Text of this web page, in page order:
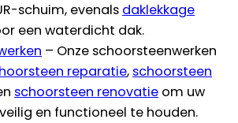
schuim, evenals daklekkage
een waterdicht dak.
– Onze schoorsteenwerken
reparatie, schoorsteen
schoorsteen renovatie om uw
en functioneel te houden.